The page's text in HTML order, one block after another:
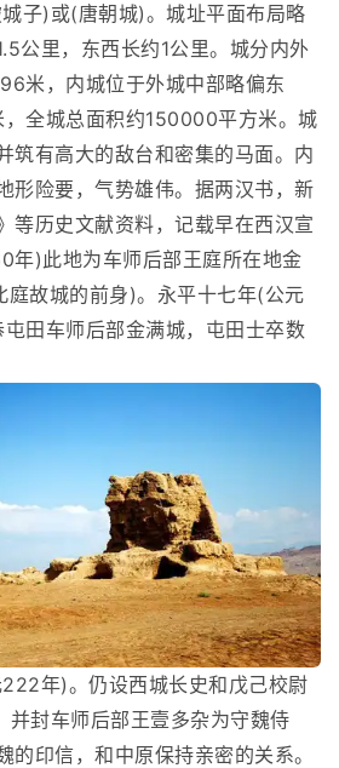
子)或(唐朝城)。城址平面布局略
公里，东西长约1公里。城分内外
米，内城位于外城中部略偏东
全城总面积约150000平方米。城
筑有高大的敌台和密集的马面。内
形险要，气势雄伟。据两汉书，新
等历史文献资料，记载早在西汉宣
年)此地为车师后部王庭所在地金
庭故城的前身)。永平十七年(公元
田车师后部金满城，屯田士卒数
年)。仍设西城长史和戊己校尉
并封车师后部王壹多杂为守魏侍
的印信，和中原保持亲密的关系。